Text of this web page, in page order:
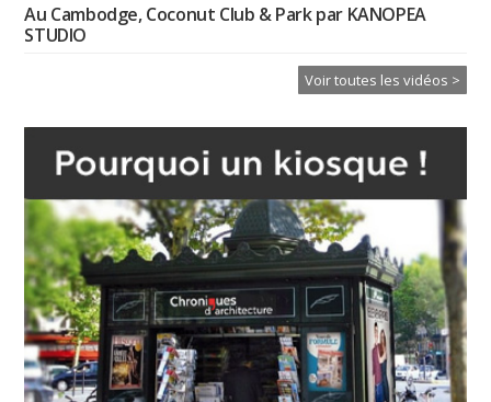
Au Cambodge, Coconut Club & Park par KANOPEA
STUDIO
Voir toutes les vidéos >